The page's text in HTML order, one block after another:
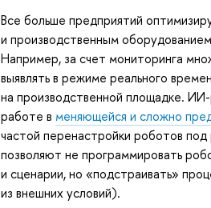
Все больше предприятий
и производственным
Например, за счет мониторинга
выявлять в режиме реального
на производственной площадке.
работе в меняющейся и сложно
частой перенастройки роботов
позволяют не программировать
и сценарии, но «подстраивать»
из внешних условий).